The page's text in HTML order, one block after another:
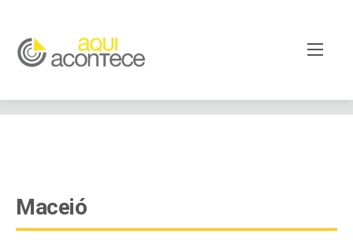
googleb82de9a22cec23e8.html
Maceió